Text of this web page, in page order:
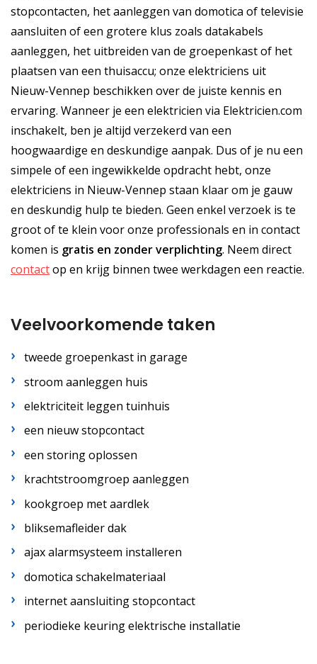
stopcontacten, het aanleggen van domotica of televisie
aansluiten of een grotere klus zoals datakabels
aanleggen, het uitbreiden van de groepenkast of het
plaatsen van een thuisaccu; onze elektriciens uit
Nieuw-Vennep beschikken over de juiste kennis en
ervaring. Wanneer je een elektricien via Elektricien.com
inschakelt, ben je altijd verzekerd van een
hoogwaardige en deskundige aanpak. Dus of je nu een
simpele of een ingewikkelde opdracht hebt, onze
elektriciens in Nieuw-Vennep staan klaar om je gauw
en deskundig hulp te bieden. Geen enkel verzoek is te
groot of te klein voor onze professionals en in contact
komen is gratis en zonder verplichting. Neem direct
contactop en krijg binnen twee werkdagen een reactie.
Veelvoorkomende taken
tweede groepenkast in garage
stroom aanleggen huis
elektriciteit leggen tuinhuis
een nieuw stopcontact
een storing oplossen
krachtstroomgroep aanleggen
kookgroep met aardlek
bliksemafleider dak
ajax alarmsysteem installeren
domotica schakelmateriaal
internet aansluiting stopcontact
periodieke keuring elektrische installatie